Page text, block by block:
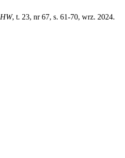
HW, t. 23, nr 67, s. 61-70, wrz. 2024.